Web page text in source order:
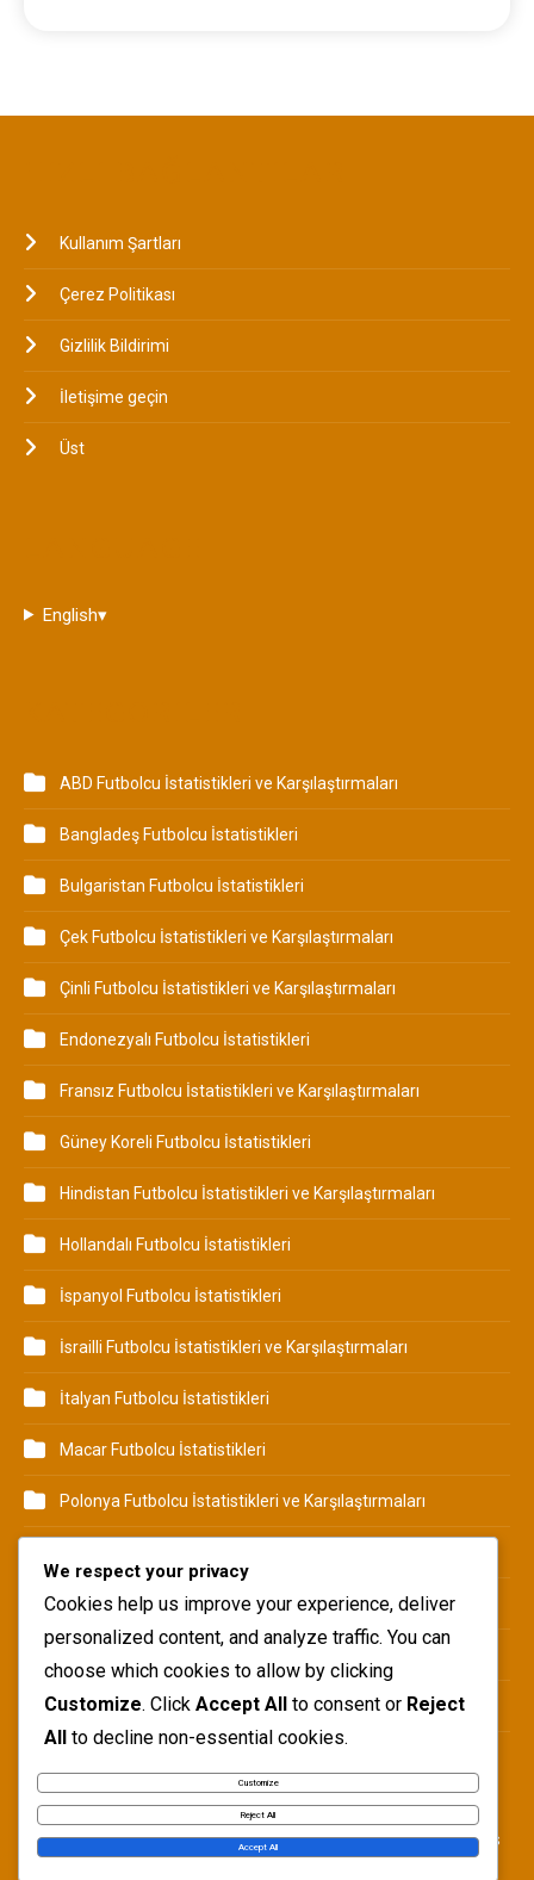
Kullanım Şartları
Çerez Politikası
Gizlilik Bildirimi
İletişime geçin
Üst
English▾
ABD Futbolcu İstatistikleri ve Karşılaştırmaları
Bangladeş Futbolcu İstatistikleri
Bulgaristan Futbolcu İstatistikleri
Çek Futbolcu İstatistikleri ve Karşılaştırmaları
Çinli Futbolcu İstatistikleri ve Karşılaştırmaları
Endonezyalı Futbolcu İstatistikleri
Fransız Futbolcu İstatistikleri ve Karşılaştırmaları
Güney Koreli Futbolcu İstatistikleri
Hindistan Futbolcu İstatistikleri ve Karşılaştırmaları
Hollandalı Futbolcu İstatistikleri
İspanyol Futbolcu İstatistikleri
İsrailli Futbolcu İstatistikleri ve Karşılaştırmaları
İtalyan Futbolcu İstatistikleri
Macar Futbolcu İstatistikleri
Polonya Futbolcu İstatistikleri ve Karşılaştırmaları
Taylandlı Futbolcu İstatistikleri ve Karşılaştırmaları
Türk Futbolcu İstatistikleri ve Karşılaştırmaları
Ukraynalı Futbolcu İstatistikleri
Copyright © Blogbuster 2026Proudly powered by WordPress
We respect your privacy
Cookies help us improve your experience, deliver
personalized content, and analyze traffic. You can
choose which cookies to allow by clicking
Customize. Click Accept All to consent or Reject
All to decline non-essential cookies.
Customize
Reject All
Accept All